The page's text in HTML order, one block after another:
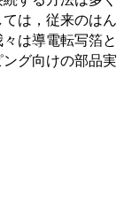
は，従来のはん
は導電転写箔と
グ向けの部品実